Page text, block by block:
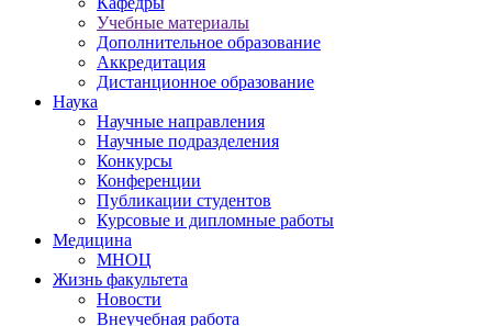
Учебные материалы
Дополнительное образование
Аккредитация
Дистанционное образование
Наука
Научные направления
Научные подразделения
Конкурсы
Конференции
Публикации студентов
Курсовые и дипломные работы
Медицина
МНОЦ
Жизнь факультета
Новости
Внеучебная работа